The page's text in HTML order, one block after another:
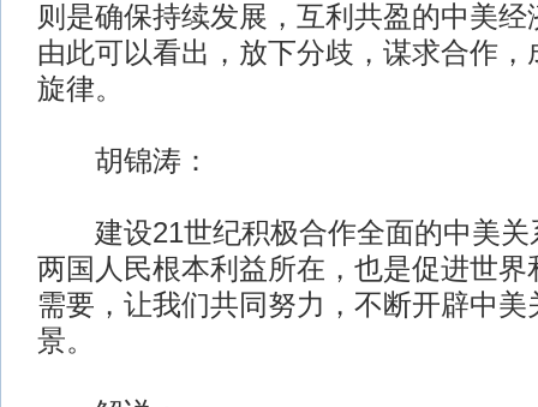
则是确保持续发展，互利共盈的中美
由此可以看出，放下分歧，谋求合作
旋律。
胡锦涛：
建设21世纪积极合作全面的中美关
两国人民根本利益所在，也是促进世界
需要，让我们共同努力，不断开辟中美
景。